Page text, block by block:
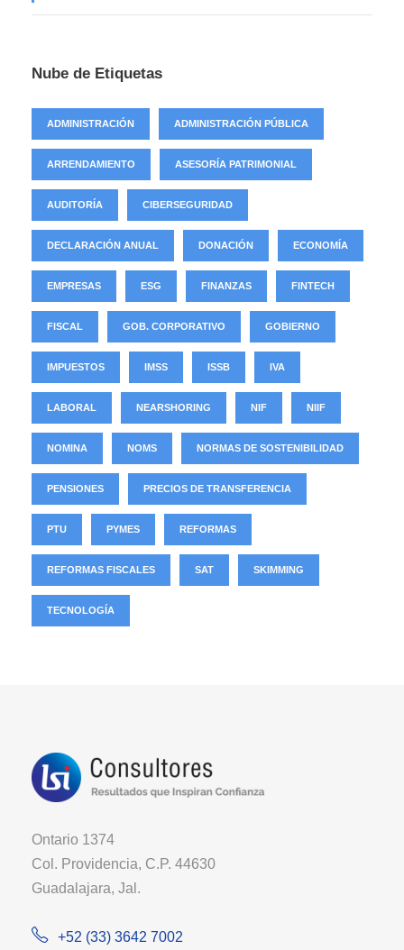
Nube de Etiquetas
ADMINISTRACIÓN ADMINISTRACIÓN PÚBLICA
ARRENDAMIENTO ASESORÍA PATRIMONIAL
AUDITORÍA CIBERSEGURIDAD
DECLARACIÓN ANUAL DONACIÓN ECONOMÍA
EMPRESAS ESG FINANZAS FINTECH
FISCAL GOB. CORPORATIVO GOBIERNO
IMPUESTOS IMSS ISSB IVA
LABORAL NEARSHORING NIF NIIF
NOMINA NOMS NORMAS DE SOSTENIBILIDAD
PENSIONES PRECIOS DE TRANSFERENCIA
PTU PYMES REFORMAS
REFORMAS FISCALES SAT SKIMMING
TECNOLOGÍA
Ontario 1374
Col. Providencia, C.P. 44630
Guadalajara, Jal.
+52 (33) 3642 7002